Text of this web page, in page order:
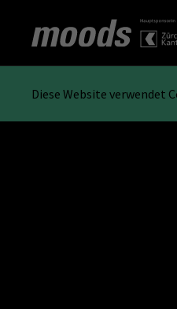
Diese Website verwendet